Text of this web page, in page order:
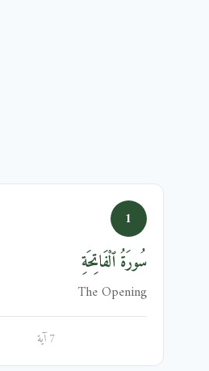
1
سُورَةُ ٱلْفَاتِحَةِ
The Opening
7 آية